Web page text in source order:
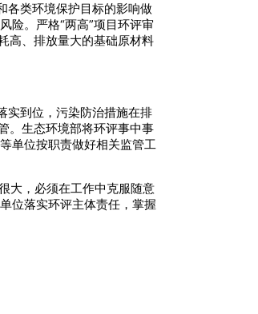
各类环境保护目标的影响做
险。严格“两高”项目环评审
高、排放量大的基础原材料
实到位，污染防治措施在排
。生态环境部将环评事中事
单位按职责做好相关监管工
大，必须在工作中克服随意
位落实环评主体责任，掌握